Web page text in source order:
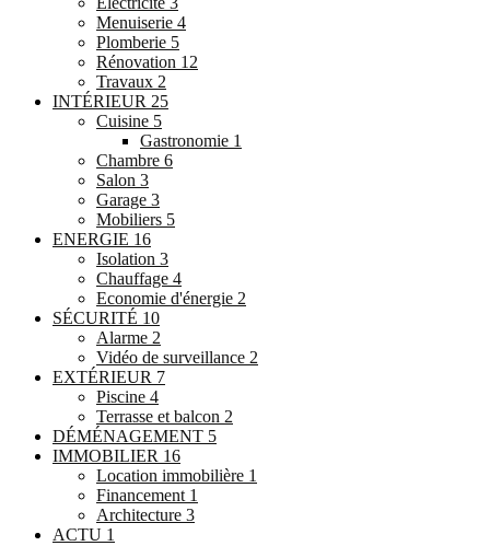
Menuiserie 4
Plomberie 5
Rénovation 12
Travaux 2
INTÉRIEUR 25
Cuisine 5
Gastronomie 1
Chambre 6
Salon 3
Garage 3
Mobiliers 5
ENERGIE 16
Isolation 3
Chauffage 4
Economie d'énergie 2
SÉCURITÉ 10
Alarme 2
Vidéo de surveillance 2
EXTÉRIEUR 7
Piscine 4
Terrasse et balcon 2
DÉMÉNAGEMENT 5
IMMOBILIER 16
Location immobilière 1
Financement 1
Architecture 3
ACTU 1